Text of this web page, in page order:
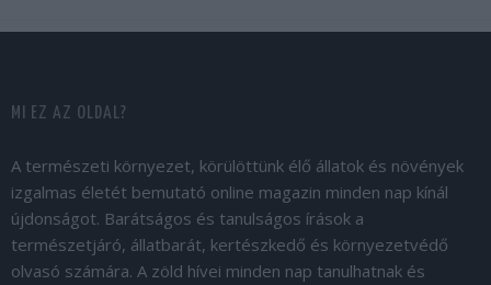
MI EZ AZ OLDAL?
A természeti környezet, körülöttünk élő állatok és növények
izgalmas életét bemutató online magazin minden nap kínál
újdonságot. Barátságos és tanulságos írások a
természetjáró, állatbarát, kertészkedő és környezetvédő
olvasó számára. A zöld hívei minden nap tanulhatnak és